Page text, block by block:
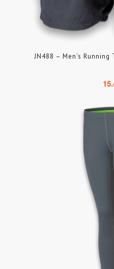
JN488 – Men’s